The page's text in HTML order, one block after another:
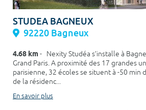
STUDEA BAGNEUX
92220 Bagneux
4.68 km- Nexity Studéa s’installe à
Grand Paris. A proximité des 17 grandes
parisienne, 32 écoles se situent à -50 min
de la résidenc...
En savoir plus